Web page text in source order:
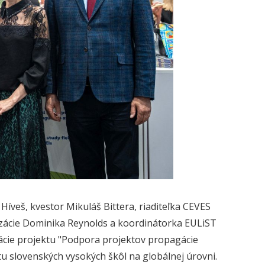
kvestor Mikuláš Bittera, riaditeľka CEVES
Dominika Reynolds a koordinátorka EULiST
projektu "Podpora projektov propagácie
vysokých škôl na globálnej úrovni.